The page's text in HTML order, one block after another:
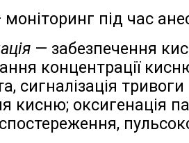
під час
— забезпечення
концентрації
сигналізація
кисню; оксигенація